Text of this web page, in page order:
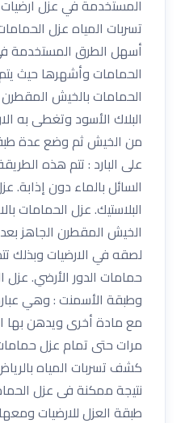
المستخدمة في عزل
تسربات المياه عزل
أسهل الطرق المستخدمة
الحمامات وأشهرها حيث
الحمامات بالخيش
البلاك الأسود وتغطى به
من الخيش ثم وضع عدة
على البارد : تتم هذه
السائل بالماء دون إذابة.
البلاستيك. عزل الحمامات
الخيش المقطرن الجاهز بعد
لصقه في الارضيات وبذلك
حمامات الدور الأرضي.
وطبقة الأسمنت : وهي
مع مادة أخرى ويدهن بها
مرات حتى تمام عزل
كشف تسربات المياه
نتيجة ممكنة فى عزل
طبقة العزل للارضيات